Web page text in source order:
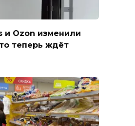
и Ozon изменили
теперь ждёт